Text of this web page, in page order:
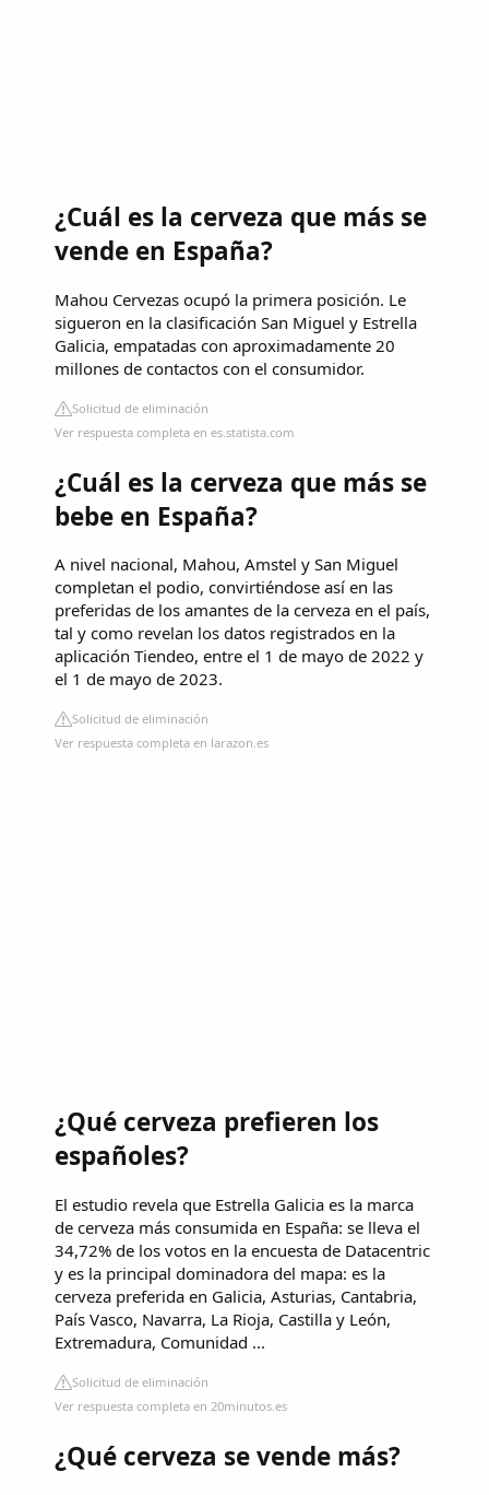
¿Cuál es la cerveza que más se
vende en España?
Mahou Cervezas ocupó la primera posición. Le
sigueron en la clasificación San Miguel y Estrella
Galicia, empatadas con aproximadamente 20
millones de contactos con el consumidor.
Solicitud de eliminación
Ver respuesta completa en es.statista.com
¿Cuál es la cerveza que más se
bebe en España?
A nivel nacional, Mahou, Amstel y San Miguel
completan el podio, convirtiéndose así en las
preferidas de los amantes de la cerveza en el país,
tal y como revelan los datos registrados en la
aplicación Tiendeo, entre el 1 de mayo de 2022 y
el 1 de mayo de 2023.
Solicitud de eliminación
Ver respuesta completa en larazon.es
¿Qué cerveza prefieren los
españoles?
El estudio revela que Estrella Galicia es la marca
de cerveza más consumida en España: se lleva el
34,72% de los votos en la encuesta de Datacentric
y es la principal dominadora del mapa: es la
cerveza preferida en Galicia, Asturias, Cantabria,
País Vasco, Navarra, La Rioja, Castilla y León,
Extremadura, Comunidad ...
Solicitud de eliminación
Ver respuesta completa en 20minutos.es
¿Qué cerveza se vende más?